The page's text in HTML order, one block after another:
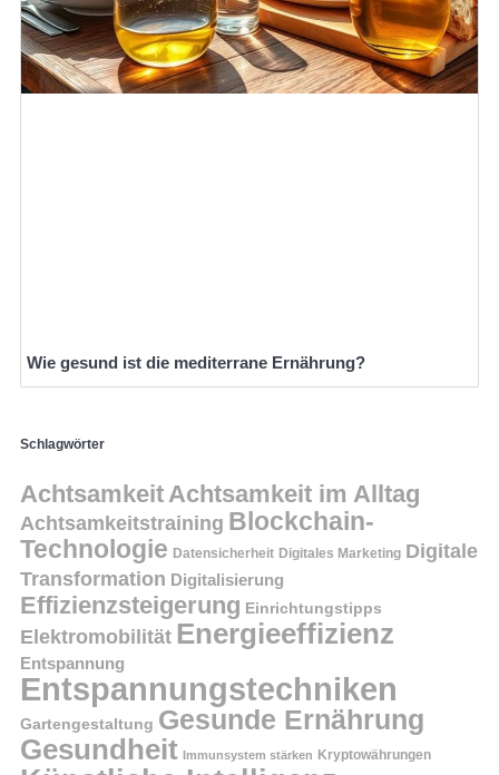
Wie gesund ist die mediterrane Ernährung?
Schlagwörter
AchtsamkeitAchtsamkeit im Alltag
Achtsamkeitstraining Blockchain-
Technologie Datensicherheit Digitales Marketing Digitale
Transformation Digitalisierung
Effizienzsteigerung Einrichtungstipps
Elektromobilität Energieeffizienz
Entspannung
Entspannungstechniken
Gartengestaltung Gesunde Ernährung
Gesundheit Immunsystem stärken Kryptowährungen